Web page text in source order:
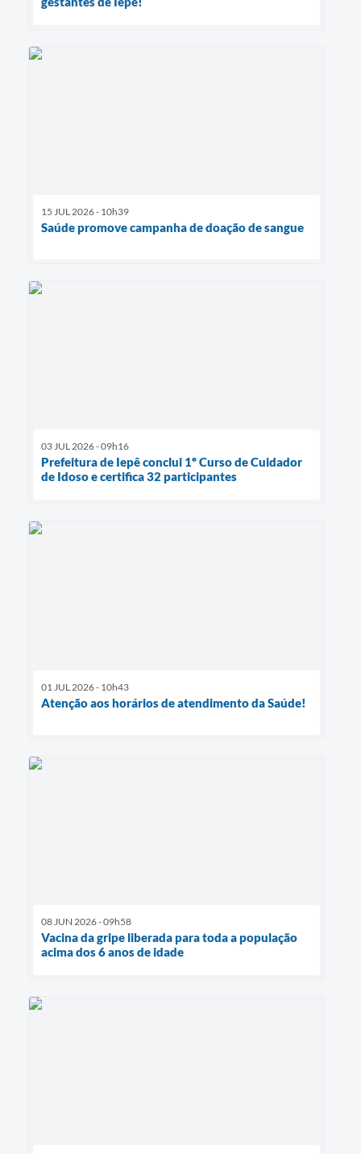
15 JUL 2026 - 10h39
Saúde promove campanha de doação de sangue
03 JUL 2026 - 09h16
Prefeitura de Iepê conclui 1º Curso de Cuidador
de Idoso e certifica 32 participantes
01 JUL 2026 - 10h43
Atenção aos horários de atendimento da Saúde!
08 JUN 2026 - 09h58
Vacina da gripe liberada para toda a população
acima dos 6 anos de idade